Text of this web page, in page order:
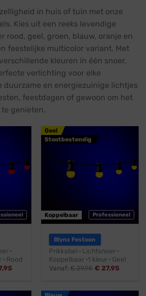
in huis of tuin met onze
Kies uit een reeks levendige
rood, geel, groen, blauw, oranje en
feestelijke multicolor variant. Met
kleuren in één snoer,
verlichting voor elke
duurzame en energiezuinige lichtjes
feestdagen of gewoon om het
genieten.
·
· Rood
Geel
Stootbestendig
Professioneel
Koppelbaar
Blynx Festoon
Prikkabel · Lichtsnoer ·
Koppelbaar ·1 kleur · Geel
Vanaf:€29,95 € 27,95